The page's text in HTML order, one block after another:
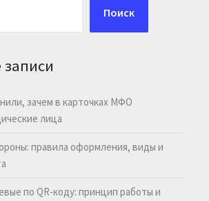
Поиск
зачем в карточках МФО
лица
правила оформления, виды и
по QR-коду: принцип работы и